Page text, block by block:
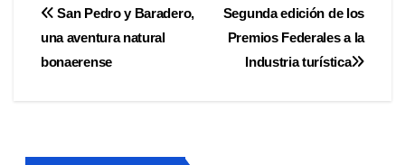
Navegación
de
Segunda edición de los
Premios Federales a la
Industria turística
San Pedro y Baradero,
una aventura natural
bonaerense